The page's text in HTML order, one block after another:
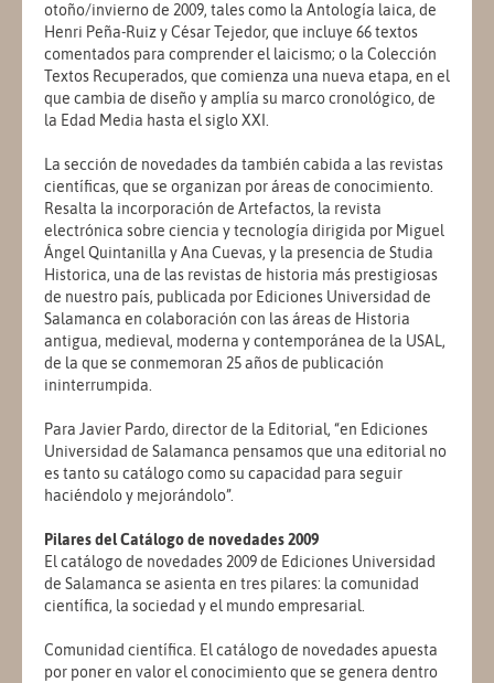
otoño/invierno de 2009, tales como la Antología laica, de
Henri Peña-Ruiz y César Tejedor, que incluye 66 textos
comentados para comprender el laicismo; o la Colección
Textos Recuperados, que comienza una nueva etapa, en el
que cambia de diseño y amplía su marco cronológico, de
la Edad Media hasta el siglo XXI.
La sección de novedades da también cabida a las revistas
científicas, que se organizan por áreas de conocimiento.
Resalta la incorporación de Artefactos, la revista
electrónica sobre ciencia y tecnología dirigida por Miguel
Ángel Quintanilla y Ana Cuevas, y la presencia de Studia
Historica, una de las revistas de historia más prestigiosas
de nuestro país, publicada por Ediciones Universidad de
Salamanca en colaboración con las áreas de Historia
antigua, medieval, moderna y contemporánea de la USAL,
de la que se conmemoran 25 años de publicación
ininterrumpida.
Para Javier Pardo, director de la Editorial, “en Ediciones
Universidad de Salamanca pensamos que una editorial no
es tanto su catálogo como su capacidad para seguir
haciéndolo y mejorándolo”.
Pilares del Catálogo de novedades 2009
El catálogo de novedades 2009 de Ediciones Universidad
de Salamanca se asienta en tres pilares: la comunidad
científica, la sociedad y el mundo empresarial.
Comunidad científica. El catálogo de novedades apuesta
por poner en valor el conocimiento que se genera dentro